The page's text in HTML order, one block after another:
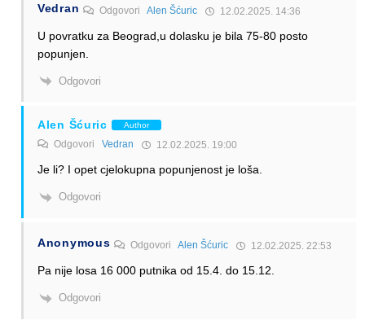
Vedran OdgovoriAlen Šćuric 12.02.2025. 14:36
U povratku za Beograd,u dolasku je bila 75-80 posto
popunjen.
Odgovori
Alen Šćuric Author
Odgovori Vedran 12.02.2025. 19:00
Je li? I opet cjelokupna popunjenost je loša.
Odgovori
Anonymous OdgovoriAlen Šćuric 12.02.2025. 22:53
Pa nije losa 16 000 putnika od 15.4. do 15.12.
Odgovori